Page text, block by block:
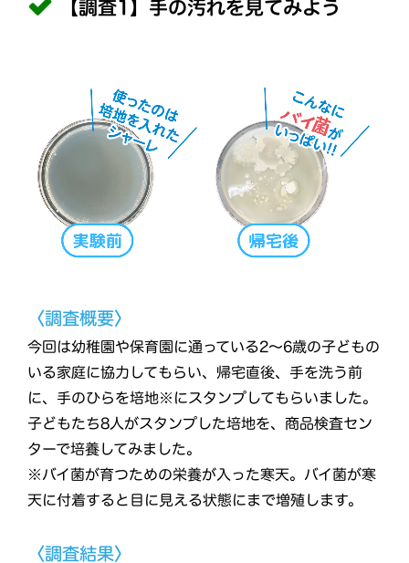
【調査1】手の汚れを見てみよう
〈調査概要〉
今回は幼稚園や保育園に通っている2～6歳の子どもの
いる家庭に協力してもらい、帰宅直後、手を洗う前
に、手のひらを培地※にスタンプしてもらいました。
子どもたち8人がスタンプした培地を、商品検査セン
ターで培養してみました。
※バイ菌が育つための栄養が入った寒天。バイ菌が寒
天に付着すると目に見える状態にまで増殖します。
〈調査結果〉